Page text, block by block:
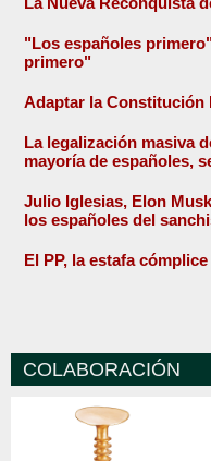
"Los españoles
primero"
Adaptar la Constitución
La legalización masiva
mayoría de españoles,
Julio Iglesias, Elon
los españoles del
El PP, la estafa
COLABORACIÓN